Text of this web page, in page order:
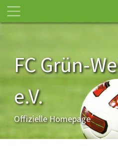
FC Grün-
e.V.
Offizielle Homepage